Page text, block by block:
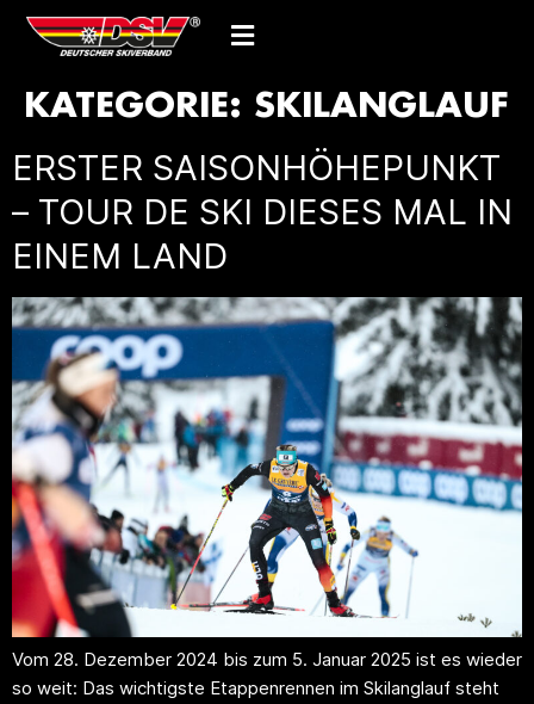
KATEGORIE: SKILANGLAUF
ERSTER SAISONHÖHEPUNKT
– TOUR DE SKI DIESES MAL IN
EINEM LAND
Vom 28. Dezember 2024 bis zum 5. Januar 2025 ist es wieder
so weit: Das wichtigste Etappenrennen im Skilanglauf steht